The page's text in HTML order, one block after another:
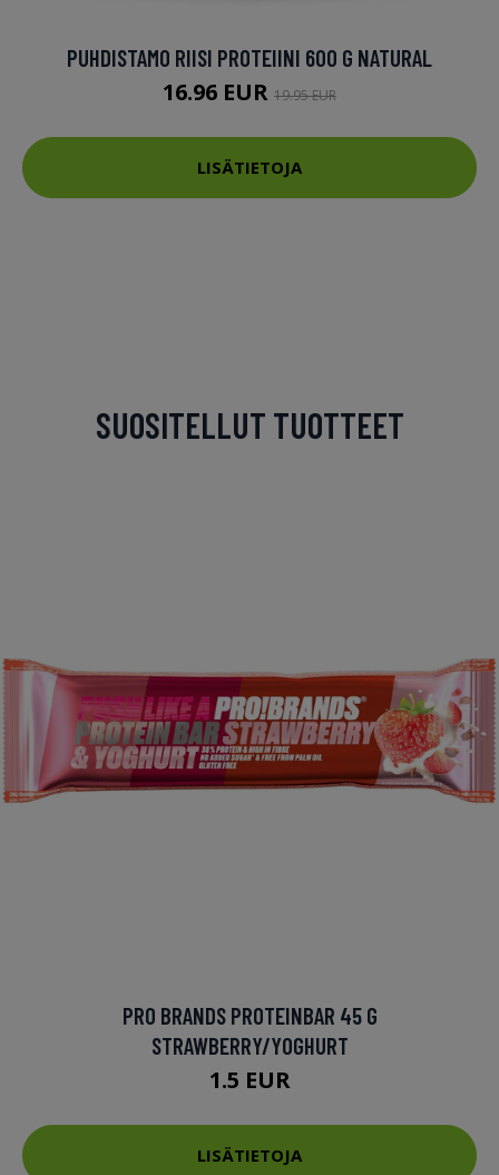
PUHDISTAMO RIISI PROTEIINI 600 G NATURAL
16.96 EUR 19.95 EUR
LISÄTIETOJA
SUOSITELLUT TUOTTEET
PRO BRANDS PROTEINBAR 45 G
STRAWBERRY/YOGHURT
1.5 EUR
LISÄTIETOJA